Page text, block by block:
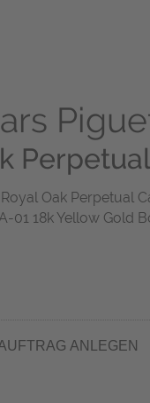
Oak Perpetual
01 18k Yellow Gold
ANLEGEN